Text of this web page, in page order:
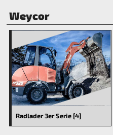
Weycor
Radlader 3er Serie [4]